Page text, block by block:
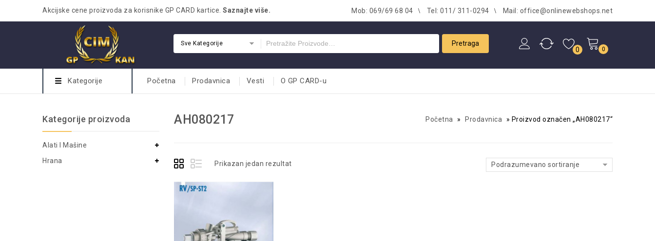
Akcijske cene proizvoda za korisnike GP CARD kartice. Saznajte više. Mob: 069/69 68 04 Tel: 011/ 311-0294 Mail: office@onlinewebshops.net
Sve Kategorije
0 0
Kategorije Početna Prodavnica Vesti O GP CARD-u
AH080217 Početna » Prodavnica » Proizvod označen „AH080217“
Prikazan jedan rezultat Podrazumevano sortiranje
Kategorije proizvoda
Alati I Mašine
Hrana